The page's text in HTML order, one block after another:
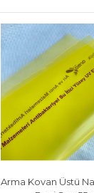
Arma Kovan Üstü